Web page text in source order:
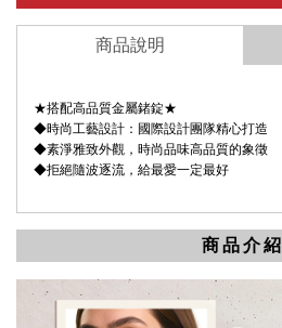
商品說明
★搭配高品質金屬鍺錠★
◆時尚工藝設計：國際設計團隊精心打造
◆素淨雅致外觀，時尚品味高品質的象徵
◆拒絕隨波逐流，給最愛一定最好
商品介紹